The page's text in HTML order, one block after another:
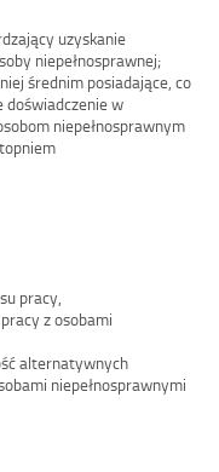
uzyskanie
niepełnosprawnej;
średnim posiadające, co
doświadczenie w
niepełnosprawnym
pracy,
z osobami
alternatywnych
niepełnosprawnymi